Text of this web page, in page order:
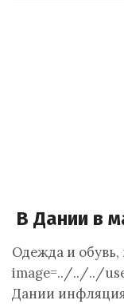
В Дании в
Одежда и
image=../../../
Дании инфляция